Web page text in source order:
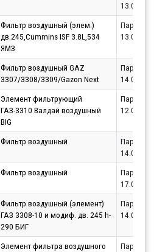
Фильтр воздушный (элем.)
дв.245,Cummins ISF 3.8L,534
ЯМЗ
Партнёр
Фильтр воздушный GAZ
3307/3308/3309/Gazon Next
Партнёр
Элемент фильтрующий
ГАЗ-3310 Валдай воздушный
BIG
Партнёр
Фильтр воздушный
Партнёр
Фильтр воздушный
Партнёр
Фильтр воздушный (элемент)
ГАЗ 3308-10 и модиф. дв. 245 h-
290 БИГ
Партнёр
Элемент фильтра воздушного
Партнёр